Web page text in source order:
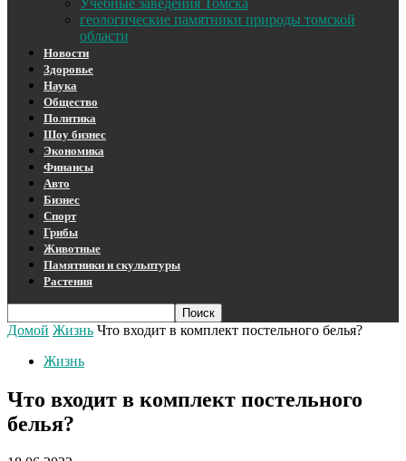
Учебные заведения Томска
геологические памятники природы томской
области
Новости
Здоровье
Наука
Общество
Политика
Шоу бизнес
Экономика
Финансы
Авто
Бизнес
Спорт
Грибы
Животные
Памятники и скульптуры
Растения
Домой Жизнь Что входит в комплект постельного белья?
Жизнь
Что входит в комплект постельного
белья?